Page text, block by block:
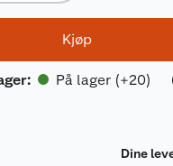
Kjøp
: På lager (+20)
Dine